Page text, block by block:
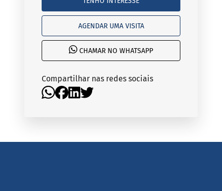
AGENDAR UMA VISITA
CHAMAR NO WHATSAPP
Compartilhar nas redes sociais